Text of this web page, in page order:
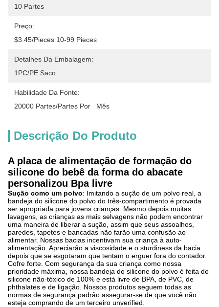
10 Partes
Preço:
$3.45/pieces 10-99 Pieces
Detalhes Da Embalagem:
1PC/PE Saco
Habilidade Da Fonte:
20000 Partes/partes Por   Mês
Descrição Do Produto
A placa de alimentação de formação do
silicone do bebê da forma do abacate
personalizou Bpa livre
Sução como um polvo: Imitando a sução de um polvo real, a
bandeja do silicone do polvo do três-compartimento é provada
ser apropriada para jovens crianças. Mesmo depois muitas
lavagens, as crianças as mais selvagens não podem encontrar
uma maneira de liberar a sução, assim que seus assoalhos,
paredes, tapetes e bancadas não farão uma confusão ao
alimentar. Nossas bacias incentivam sua criança à auto-
alimentação. Apreciarão a viscosidade e o sturdiness da bacia
depois que se esgotaram que tentam o erguer fora do contador.
Cofre forte. Com segurança da sua criança como nossa
prioridade máxima, nossa bandeja do silicone do polvo é feita do
silicone não-tóxico de 100% e está livre de BPA, de PVC, de
phthalates e de ligação. Nossos produtos seguem todas as
normas de segurança padrão assegurar-se de que você não
esteja comprando de um terceiro unverified.